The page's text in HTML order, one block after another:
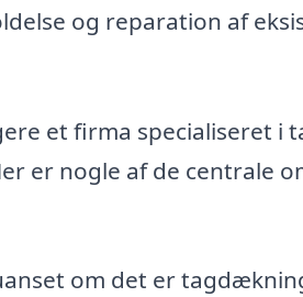
og reparation af
et firma specialiseret i
er nogle af de centrale
om det er